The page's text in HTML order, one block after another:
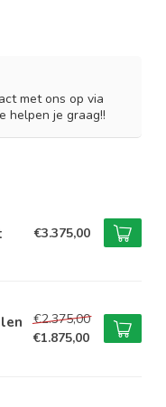
met ons op via
helpen je graag!!
€3.375,00
€2.375,00
€1.875,00